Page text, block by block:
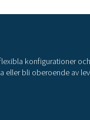
kolmolekylsilar
upp till